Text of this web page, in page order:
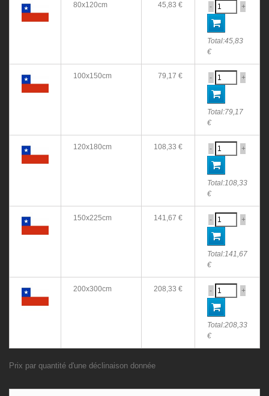
80x120cm 45,83 € - +
Total:45,83
€
100x150cm 79,17 € - +
Total:79,17
€
120x180cm 108,33 € - +
Total:108,33
€
150x225cm 141,67 € - +
Total:141,67
€
200x300cm 208,33 € - +
Total:208,33
€
Prix par quantité d'une déclinaison donnée